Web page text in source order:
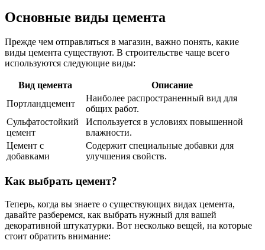
Основные виды цемента
Прежде чем отправляться в магазин, важно понять, какие
виды цемента существуют. В строительстве чаще всего
используются следующие виды:
Вид цемента
Описание
Портландцемент
Наиболее распространенный вид для
общих работ.
Сульфатостойкий
цемент
Используется в условиях повышенной
влажности.
Цемент с
добавками
Содержит специальные добавки для
улучшения свойств.
Как выбрать цемент?
Теперь, когда вы знаете о существующих видах цемента,
давайте разберемся, как выбрать нужный для вашей
декоративной штукатурки. Вот несколько вещей, на которые
стоит обратить внимание: